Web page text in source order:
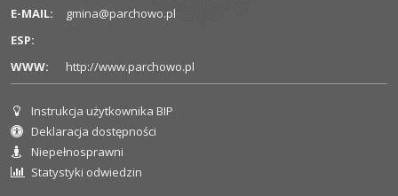
SPRAWOZDANIA
FINANSOWE
PETYCJE
SKARGI
I
WNIOSKI
KONTROLE
E-MAIL:
gmina@parchowo.pl
ESP:
WWW:
http://www.parchowo.pl
Informacje dla użytkownika
Instrukcja użytkownika BIP
Deklaracja dostępności
Niepełnosprawni
Statystyki odwiedzin